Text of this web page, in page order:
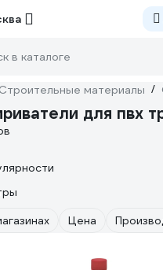
в каталоге
Строительные материалы /
для пвх
Цена